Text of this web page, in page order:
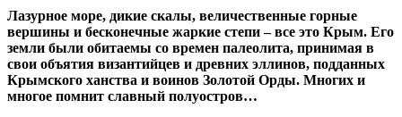
Лазурное море, дикие скалы, величественные горные
вершины и бесконечные жаркие степи – все это Крым. Его
земли были обитаемы со времен палеолита, принимая в
свои объятия византийцев и древних эллинов, подданных
Крымского ханства и воинов Золотой Орды. Многих и
многое помнит славный полуостров…